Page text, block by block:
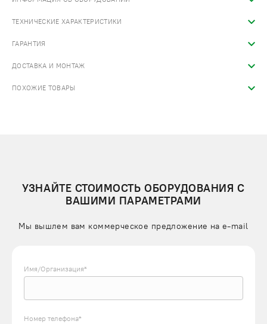
ТЕХНИЧЕСКИЕ ХАРАКТЕРИСТИКИ
ГАРАНТИЯ
ДОСТАВКА И МОНТАЖ
ПОХОЖИЕ ТОВАРЫ
УЗНАЙТЕ СТОИМОСТЬ ОБОРУДОВАНИЯ С
ВАШИМИ ПАРАМЕТРАМИ
Мы вышлем вам коммерческое предложение на e-mail
Имя/Организация*
Номер телефона*